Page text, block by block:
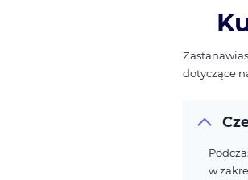
dotyczące
w